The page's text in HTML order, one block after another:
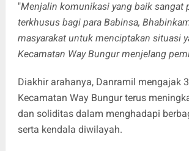
"Menjalin komunikasi yang baik sangat
terkhusus bagi para Babinsa,
masyarakat untuk menciptakan situasi
Kecamatan Way Bungur menjelang
Diakhir arahanya, Danramil mengajak
Kecamatan Way Bungur terus
dan soliditas dalam menghadapi
serta kendala diwilayah.